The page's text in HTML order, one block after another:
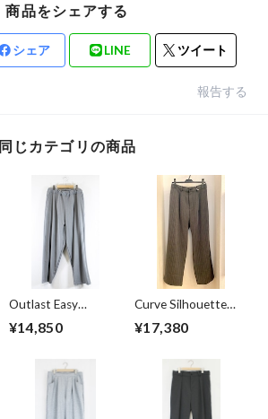
商品をシェアする
シェア LINE ツイート
報告する
同じカテゴリの商品
Outlast Easy
Pants Gray
¥14,850
Curve Silhouette
Slacks Pants Black
Stripe
¥17,380